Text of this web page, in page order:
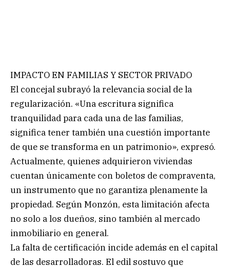
IMPACTO EN FAMILIAS Y SECTOR PRIVADO
El concejal subrayó la relevancia social de la
regularización. «Una escritura significa
tranquilidad para cada una de las familias,
significa tener también una cuestión importante
de que se transforma en un patrimonio», expresó.
Actualmente, quienes adquirieron viviendas
cuentan únicamente con boletos de compraventa,
un instrumento que no garantiza plenamente la
propiedad. Según Monzón, esta limitación afecta
no solo a los dueños, sino también al mercado
inmobiliario en general.
La falta de certificación incide además en el capital
de las desarrolladoras. El edil sostuvo que